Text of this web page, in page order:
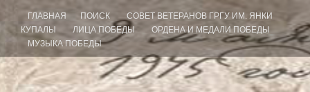
ГЛАВНАЯ ПОИСК
СОВЕТ ВЕТЕРАНОВ ГРГУ ИМ. ЯНКИ
КУПАЛЫ
ЛИЦА ПОБЕДЫ
ОРДЕНА И МЕДАЛИ ПОБЕДЫ
МУЗЫКА ПОБЕДЫ